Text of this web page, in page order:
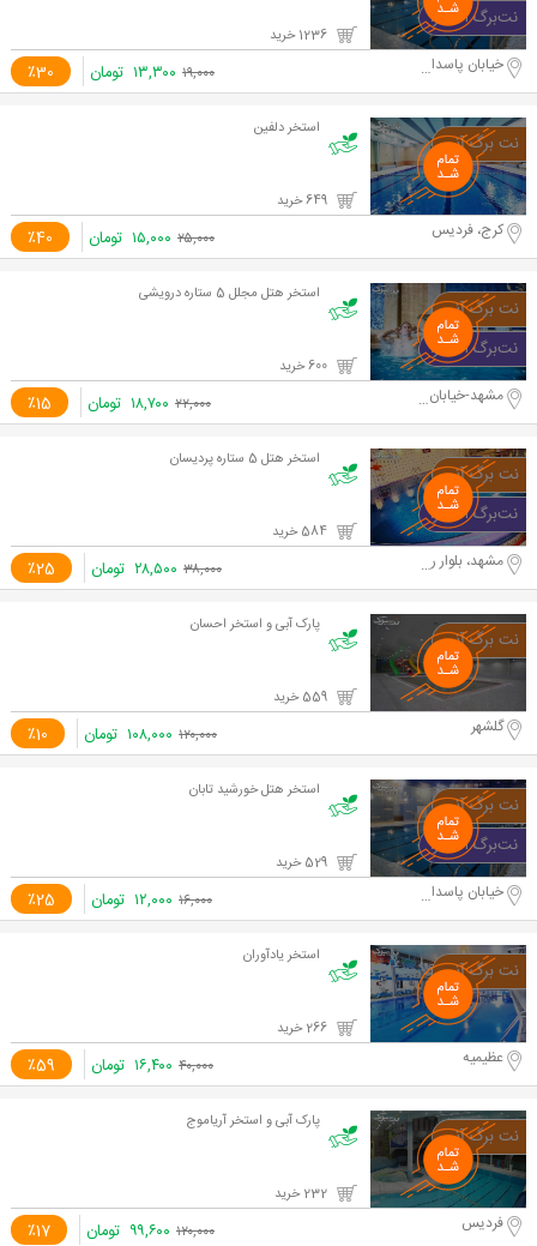
٪30 خیابان پاسداران ۱۹,۰۰۰ ۱۳,۳۰۰ تومان
استخر دلفین
٪40 کرج، فردیس ۲۵,۰۰۰ ۱۵,۰۰۰ تومان
استخر هتل مجلل 5 ستاره درویشی
٪15 مشهد-خیابان امام رضا ۲۲,۰۰۰ ۱۸,۷۰۰ تومان
استخر هتل 5 ستاره پردیسان
٪25 مشهد، بلوار رضوی ۳۸,۰۰۰ ۲۸,۵۰۰ تومان
پارک آبی و استخر احسان
٪10 گلشهر ۱۲۰,۰۰۰ ۱۰۸,۰۰۰ تومان
استخر هتل خورشید تابان
٪25 خیابان پاسداران ۱۶,۰۰۰ ۱۲,۰۰۰ تومان
استخر یادآوران
٪59 عظیمیه ۴۰,۰۰۰ ۱۶,۴۰۰ تومان
پارک آبی و استخر آریاموج
٪17 فردیس ۱۲۰,۰۰۰ ۹۹,۶۰۰ تومان